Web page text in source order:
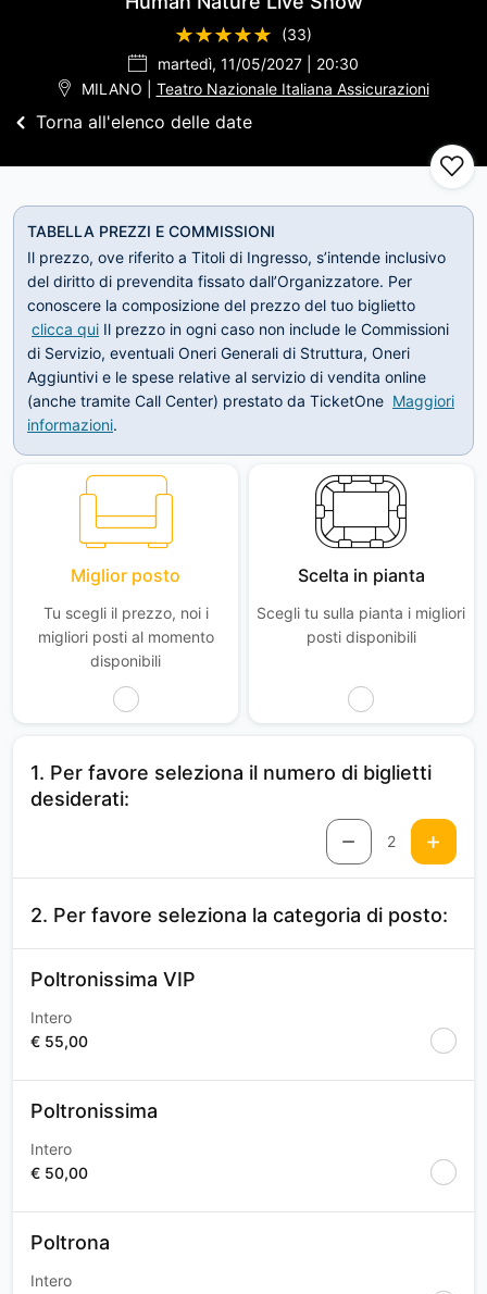
(33)
martedì, 11/05/2027 | 20:30
MILANO | Teatro Nazionale Italiana Assicurazioni
Torna all'elenco delle date
TABELLA PREZZI E COMMISSIONI
Il prezzo, ove riferito a Titoli di Ingresso, s’intende inclusivo
del diritto di prevendita fissato dall’Organizzatore. Per
conoscere la composizione del prezzo del tuo biglietto
clicca qui Il prezzo in ogni caso non include le Commissioni
di Servizio, eventuali Oneri Generali di Struttura, Oneri
Aggiuntivi e le spese relative al servizio di vendita online
(anche tramite Call Center) prestato da TicketOne Maggiori
informazioni.
Miglior posto
Tu scegli il prezzo, noi i
migliori posti al momento
disponibili
Scelta in pianta
Scegli tu sulla pianta i migliori
posti disponibili
1. Per favore seleziona il numero di biglietti
desiderati:
2
2. Per favore seleziona la categoria di posto:
Poltronissima VIP
Intero
€ 55,00
Poltronissima
Intero
€ 50,00
Poltrona
Intero